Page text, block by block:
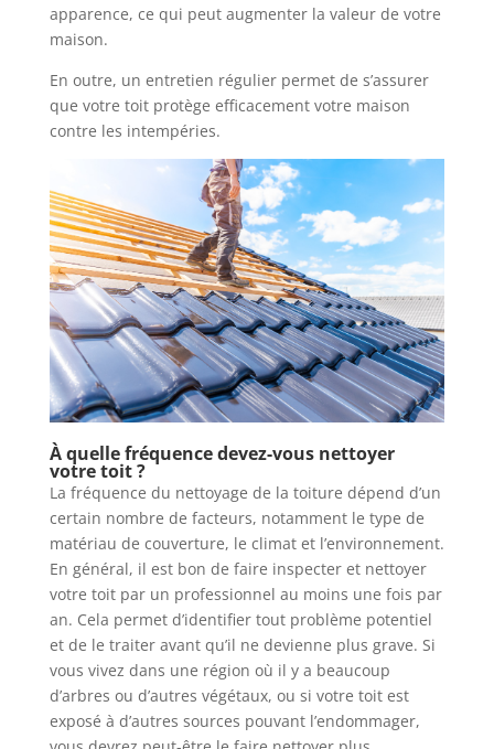
apparence, ce qui peut augmenter la valeur de votre
maison.
En outre, un entretien régulier permet de s’assurer
que votre toit protège efficacement votre maison
contre les intempéries.
À quelle fréquence devez-vous nettoyer
votre toit ?
La fréquence du nettoyage de la toiture dépend d’un
certain nombre de facteurs, notamment le type de
matériau de couverture, le climat et l’environnement.
En général, il est bon de faire inspecter et nettoyer
votre toit par un professionnel au moins une fois par
an. Cela permet d’identifier tout problème potentiel
et de le traiter avant qu’il ne devienne plus grave. Si
vous vivez dans une région où il y a beaucoup
d’arbres ou d’autres végétaux, ou si votre toit est
exposé à d’autres sources pouvant l’endommager,